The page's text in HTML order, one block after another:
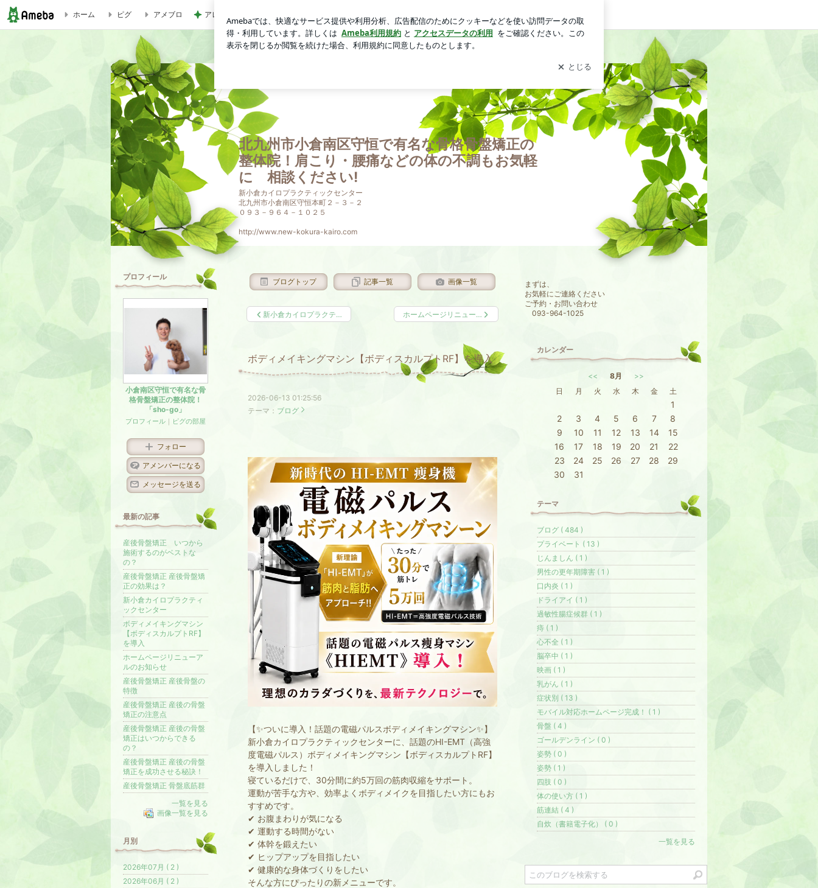
ボディメイキングマシン【ボディスカルプトRF】を導入 | 北九州市小倉南区守恒で有名な骨格骨盤矯正の 整体院！肩こり・腰痛などの体の不調もお気軽に 相談ください!
ホーム ピグ アメブロ アレク 妹タマラと金魚すくい ログイン
北九州市小倉南区守恒で有名な骨格骨盤矯正の
整体院！肩こり・腰痛などの体の不調もお気軽
に 相談ください!
新小倉カイロプラクティックセンター
北九州市小倉南区守恒本町２－３－２
０９３－９６４－１０２５
http://www.new-kokura-kairo.com
ブログトップ 記事一覧 画像一覧
新小倉カイロプラクテ… ホームページリニュー…
ボディメイキングマシン【ボディスカルプトRF】を導入
2026-06-13 01:25:56
テーマ： ブログ
【✨ついに導入！話題の電磁パルスボディメイキングマシン✨】
新小倉カイロプラクティックセンターに、話題のHI-EMT（高強
度電磁パルス）ボディメイキングマシン【ボディスカルプトRF】
を導入しました！
寝ているだけで、30分間に約5万回の筋肉収縮をサポート。
運動が苦手な方や、効率よくボディメイクを目指したい方にもお
すすめです。
✔ お腹まわりが気になる
✔ 運動する時間がない
✔ 体幹を鍛えたい
✔ ヒップアップを目指したい
✔ 健康的な身体づくりをしたい
そんな方にぴったりの新メニューです。
まずは、
お気軽にご連絡ください
ご予約・お問い合わせ
093-964-1025
カレンダー
<< 8月
>>
日
月 火 水 木 金 土
1
2
3 4 5 6 7
8
9
10 11 12 13 14
15
16
17 18 19 20 21
22
23
24 25 26 27 28
29
30
31
テーマ
ブログ ( 484 )
プライベート ( 13 )
じんましん ( 1 )
男性の更年期障害 ( 1 )
口内炎 ( 1 )
ドライアイ ( 1 )
過敏性腸症候群 ( 1 )
痔 ( 1 )
心不全 ( 1 )
脳卒中 ( 1 )
映画 ( 1 )
乳がん ( 1 )
症状別 ( 13 )
モバイル対応ホームページ完成！ ( 1 )
骨盤 ( 4 )
ゴールデンライン ( 0 )
姿勢 ( 0 )
姿勢 ( 1 )
四肢 ( 0 )
体の使い方 ( 1 )
筋連結 ( 4 )
自炊（書籍電子化） ( 0 )
一覧を見る
プロフィール
小倉南区守恒で有名な骨
格骨盤矯正の整体院！
「sho-go」
プロフィール ｜ ピグの部屋
フォロー
アメンバーになる
メッセージを送る
最新の記事
産後骨盤矯正 いつから
施術するのがベストな
の？
産後骨盤矯正 産後骨盤矯
正の効果は？
新小倉カイロプラクティ
ックセンター
ボディメイキングマシン
【ボディスカルプトRF】
を導入
ホームページリニューア
ルのお知らせ
産後骨盤矯正 産後骨盤の
特徴
産後骨盤矯正 産後の骨盤
矯正の注意点
産後骨盤矯正 産後の骨盤
矯正はいつからできる
の？
産後骨盤矯正 産後の骨盤
矯正を成功させる秘訣！
産後骨盤矯正 骨盤底筋群
一覧を見る
画像一覧を見る
月別
2026年07月 ( 2 )
2026年06月 ( 2 )